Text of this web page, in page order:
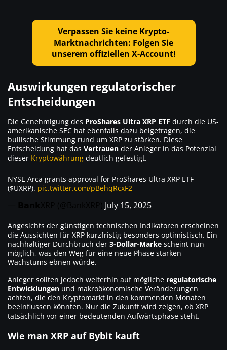
Verpassen Sie keine Krypto-
Marktnachrichten: Folgen Sie
unserem offiziellen X-Account!
Auswirkungen regulatorischer
Entscheidungen
Die Genehmigung des ProShares Ultra XRP ETF durch die US-
amerikanische SEC hat ebenfalls dazu beigetragen, die
bullische Stimmung rund um XRP zu stärken. Diese
Entscheidung hat das Vertrauen der Anleger in das Potenzial
dieser Kryptowährung deutlich gefestigt.
NYSE Arca grants approval for ProShares Ultra XRP ETF
($UXRP). pic.twitter.com/pBehqRcxF2
July 15, 2025
Angesichts der günstigen technischen Indikatoren erscheinen
die Aussichten für XRP kurzfristig besonders optimistisch. Ein
nachhaltiger Durchbruch der 3-Dollar-Marke scheint nun
möglich, was den Weg für eine neue Phase starken
Wachstums ebnen würde.
Anleger sollten jedoch weiterhin auf mögliche regulatorische
Entwicklungen und makroökonomische Veränderungen
achten, die den Kryptomarkt in den kommenden Monaten
beeinflussen könnten. Nur die Zukunft wird zeigen, ob XRP
tatsächlich vor einer bedeutenden Aufwärtsphase steht.
Wie man XRP auf Bybit kauft